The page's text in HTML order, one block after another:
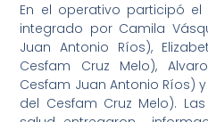
En el operativo participó
integrado por Camila
Juan Antonio Ríos),
Cesfam Cruz Melo),
Cesfam Juan Antonio Ríos)
del Cesfam Cruz Melo).